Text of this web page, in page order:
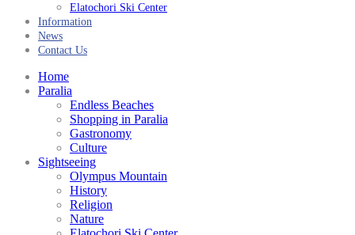
Elatochori Ski Center
Information
News
Contact Us
Home
Paralia
Endless Beaches
Shopping in Paralia
Gastronomy
Culture
Sightseeing
Olympus Mountain
History
Religion
Nature